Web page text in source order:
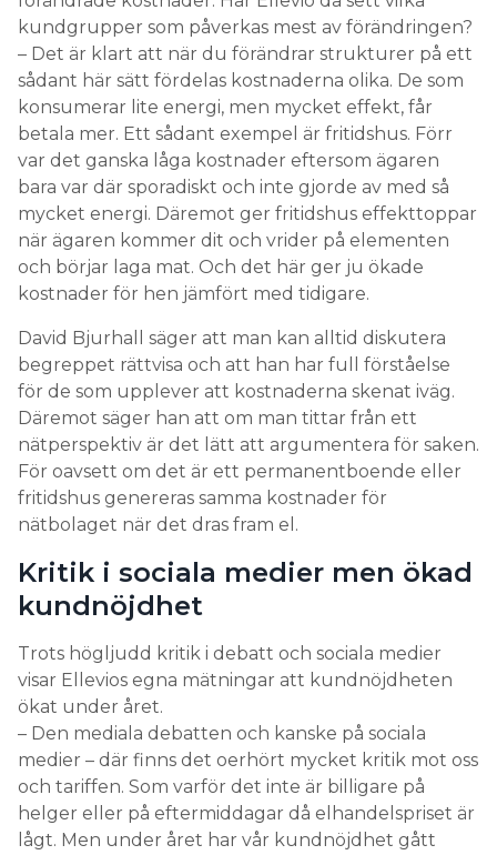
kundgrupper som påverkas mest av förändringen?
– Det är klart att när du förändrar strukturer på ett
sådant här sätt fördelas kostnaderna olika. De som
konsumerar lite energi, men mycket effekt, får
betala mer. Ett sådant exempel är fritidshus. Förr
var det ganska låga kostnader eftersom ägaren
bara var där sporadiskt och inte gjorde av med så
mycket energi. Däremot ger fritidshus effekttoppar
när ägaren kommer dit och vrider på elementen
och börjar laga mat. Och det här ger ju ökade
kostnader för hen jämfört med tidigare.
David Bjurhall säger att man kan alltid diskutera
begreppet rättvisa och att han har full förståelse
för de som upplever att kostnaderna skenat iväg.
Däremot säger han att om man tittar från ett
nätperspektiv är det lätt att argumentera för saken.
För oavsett om det är ett permanentboende eller
fritidshus genereras samma kostnader för
nätbolaget när det dras fram el.
Kritik i sociala medier men ökad
kundnöjdhet
Trots högljudd kritik i debatt och sociala medier
visar Ellevios egna mätningar att kundnöjdheten
ökat under året.
– Den mediala debatten och kanske på sociala
medier – där finns det oerhört mycket kritik mot oss
och tariffen. Som varför det inte är billigare på
helger eller på eftermiddagar då elhandelspriset är
lågt. Men under året har vår kundnöjdhet gått